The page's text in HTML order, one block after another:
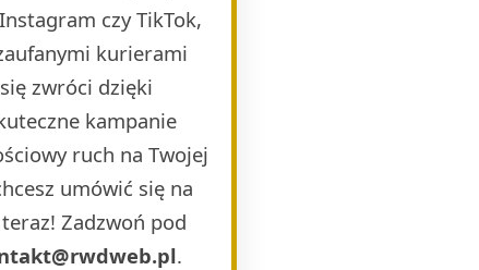
czy TikTok,
kurierami
zwróci dzięki
kampanie
ruch na Twojej
umówić się na
Zadzwoń pod
.